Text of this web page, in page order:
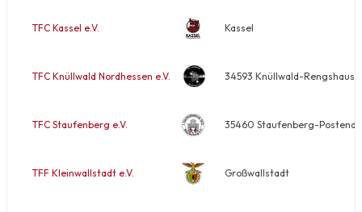
TFC Kassel e.V. Kassel
TFC Knüllwald Nordhessen e.V. 34593 Knüllwald-
TFC Staufenberg e.V. 35460 Staufenberg-
TFF Kleinwallstadt e.V. Großwallstadt